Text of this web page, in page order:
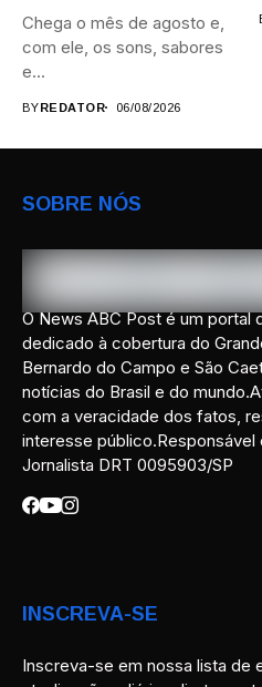
Chega o mês de agosto e,
com ele, os sons, sabores
e...
BYREDATOR 06/08/2026
SOBRE NÓS
O News ABC Post é um portal
dedicado à cobertura do
Bernardo do Campo e São
notícias do Brasil e do
com a veracidade dos fatos,
interesse público.Responsável
Jornalista DRT 0095903/SP
INSCREVA-SE
Inscreva-se em nossa lista de